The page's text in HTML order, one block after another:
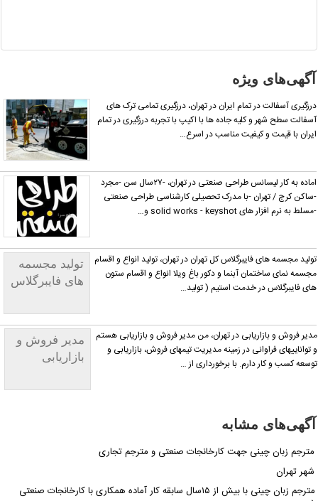
گزارش
دهید.
آگهی‌های ویژه
درزگیری آسفالت در تمام ایران در تهران، درزگیری تمامی ترک های
آسفالت سطح شهر و کلیه جاده ها با اکیپ با تجربه درزگیری در تمام
ایران با قیمت و کیفیت مناسب در اسرع…
اماده به کار لیسانس طراحی صنعتی در تهران، -۲۷سال سن -مجرد
-ساکن کرج / تهران -با مدرک تحصیلی کارشناسی طراحی صنعتی
-مسلط به نرم افزار های solid works - keyshot و…
تولید مجسمه
های فایبرگلاس
تولید مجسمه های فایبرگلاس کل تهران در تهران، تولید انواع و اقسام
مجسمه نمای ساختمان آبنما و دکور باغ ویلا انواع و اقسام ستون
های فایبرگلاس در خدمت استیم ( تولید…
مدیر فروش و
بازاریابی
فروش و بازاریابی در تهران، من مدیر فروش و بازاریابی هستم
تواناییهای فراوانی در زمینه مدیریت تیمهای فروش، بازاریابی و
کسب و کار دارم. با برخورداری از …
آگهی‌های مشابه
مترجم زبان چینی جهت کارخانجات صنعتی و مترجم تجاری
شهر تهران
مترجم زبان چینی با بیش از ۱۵سال سابقه کار آماده همکاری با کارخانجات صنعتی